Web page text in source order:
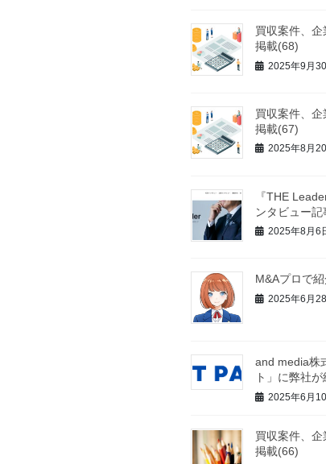
買収案件、
掲載(68)
2025年9月
買収案件、
掲載(67)
2025年8月
『THE
ンタビュー
2025年8月6
M&Aプロで
2025年6月
and media株
ト」に弊社が
2025年6月
買収案件、
掲載(66)